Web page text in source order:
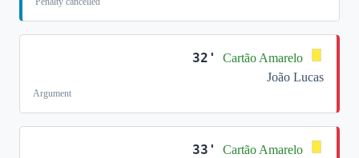
32'
Cartão Amarelo
João Lucas
Argument
33'
Cartão Amarelo